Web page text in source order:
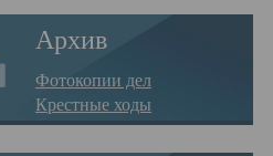
Архив
Фотокопии дел
Крестные ходы